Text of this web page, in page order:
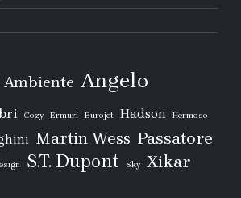
Ambiente Angelo
Cozy Ermuri Eurojet Hadson Hermoso
Martin Wess Passatore
S.T. Dupont Sky Xikar